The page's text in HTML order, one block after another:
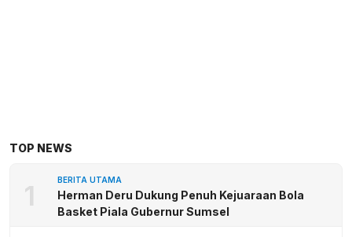
TOP NEWS
1 BERITA UTAMA
Herman Deru Dukung Penuh Kejuaraan Bola
Basket Piala Gubernur Sumsel